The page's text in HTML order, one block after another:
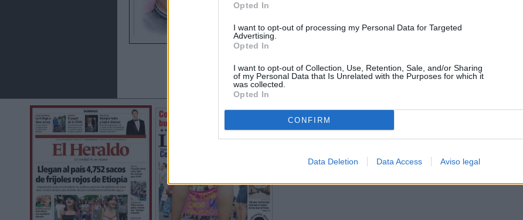
Opted In
I want to opt-out of processing my Personal Data for Targeted
Advertising.
Opted In
I want to opt-out of Collection, Use, Retention, Sale, and/or Sharing
of my Personal Data that Is Unrelated with the Purposes for which it
was collected.
Opted In
CONFIRM
Data Deletion Data Access Aviso legal